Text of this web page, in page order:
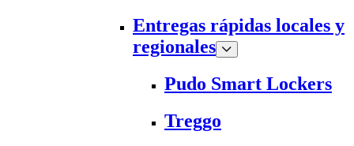
Entregas rápidas locales y
regionales
Pudo Smart Lockers
Treggo